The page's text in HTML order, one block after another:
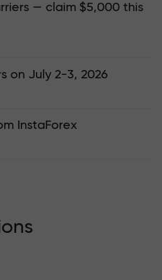
— claim $5,000 this
on July 2-3, 2026
InstaForex